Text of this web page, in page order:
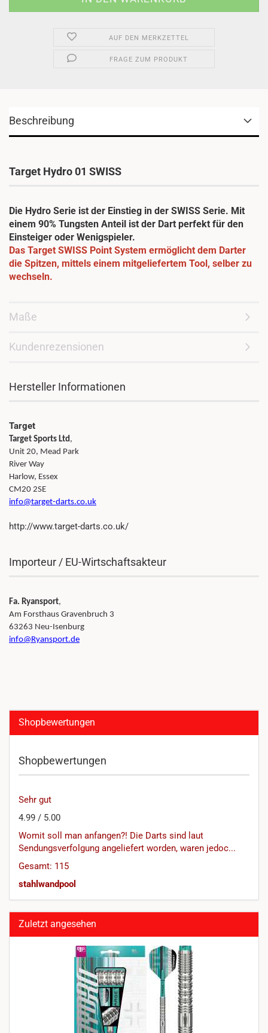
AUF DEN MERKZETTEL
FRAGE ZUM PRODUKT
Beschreibung
Target Hydro 01 SWISS
Die Hydro Serie ist der Einstieg in der SWISS Serie. Mit
einem 90% Tungsten Anteil ist der Dart perfekt für den
Einsteiger oder Wenigspieler.
Das Target SWISS Point System ermöglicht dem Darter
die Spitzen, mittels einem mitgeliefertem Tool, selber zu
wechseln.
Maße
Kundenrezensionen
Hersteller Informationen
Target
Target Sports Ltd,
Unit 20, Mead Park
River Way
Harlow, Essex
CM20 2SE
info@target-darts.co.uk
http://www.target-darts.co.uk/
Importeur / EU-Wirtschaftsakteur
Fa. Ryansport,
Am Forsthaus Gravenbruch 3
63263 Neu-Isenburg
info@Ryansport.de
Shopbewertungen
Shopbewertungen
Sehr gut
4.99 / 5.00
Womit soll man anfangen?! Die Darts sind laut
Sendungsverfolgung angeliefert worden, waren jedoc...
Gesamt: 115
stahlwandpool
Zuletzt angesehen